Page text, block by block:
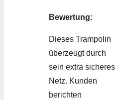
Bewertung:
Dieses Trampolin
überzeugt durch
sein extra sicheres
Netz. Kunden
berichten